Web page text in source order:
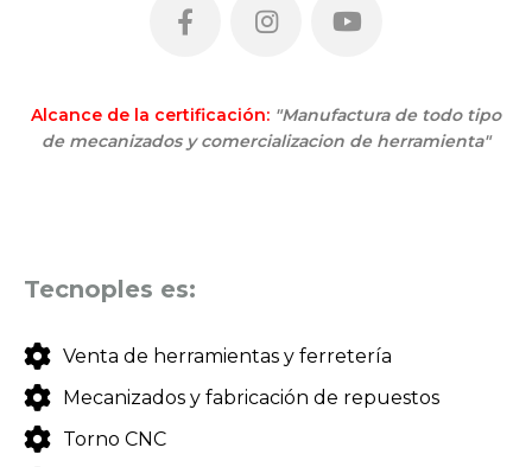
Alcance de la certificación: "Manufactura de todo tipo
de mecanizados y comercializacion de herramienta"
Tecnoples es:
Venta de herramientas y ferretería
Mecanizados y fabricación de repuestos
Torno CNC